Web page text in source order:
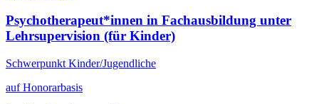
Psychotherapeut*innen in Fachausbildung unter
Lehrsupervision (für Kinder)
Schwerpunkt Kinder/Jugendliche
auf Honorarbasis